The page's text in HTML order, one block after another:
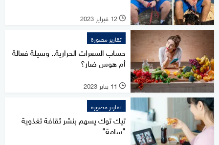
l 12 فبراير 2023
تقارير مصورة
حساب السعرات الحرارية.. وسيلة فعالة
أم هوس ضار؟
l 11 يناير 2023
تقارير مصورة
تيك توك يسهم بنشر ثقافة تغذوية
"سامة"